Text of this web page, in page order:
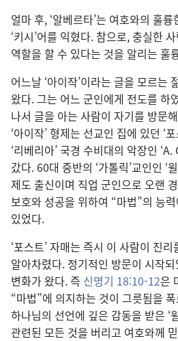
얼마 후, ‘알베르타’는 여호와의 훌
‘키시’어를 익혔다. 참으로, 충실한
역할을 할 수 있다는 것을 알리는 훌
어느날 ‘아이작’이라는 글을 모르는
왔다. 그는 어느 군인에게 전도를 하
나서 글을 아는 사람이 자기를 방문
‘아이작’ 형제는 선교인 집에 있던 ‘
‘리베리아’ 국경 수비대의 악장인
갔다. 60대 중반의 ‘가톨릭’교인인 ‘
제도 출신이며 직업 군인으로 오랜
보호와 성공을 위하여 “마법”의 능
있었다.
‘포스트’ 자매는 즉시 이 사람이 진
알아차렸다. 정기적인 방문이 시작
변화가 왔다. 즉 신명기 18:10-12은
“마법”에 의지하는 것이 그릇됨을
하나님의 선언에 깊은 감동을 받은 ‘
관련된 모든 것을 버리고 여호와께